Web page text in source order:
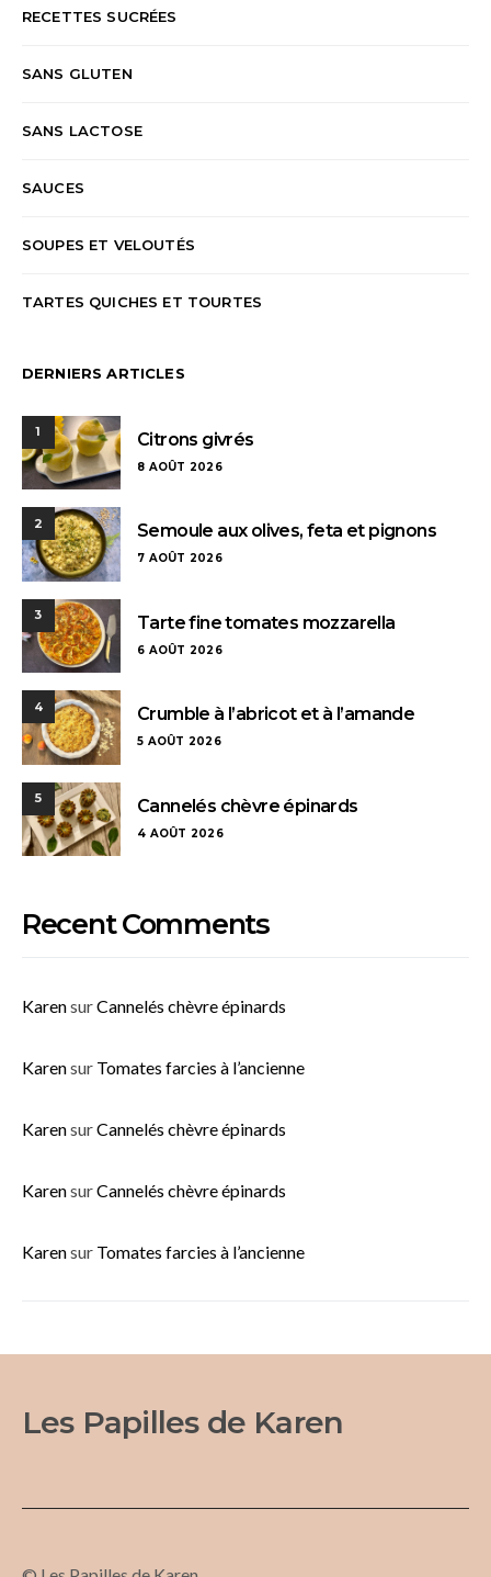
RECETTES SUCRÉES
SANS GLUTEN
SANS LACTOSE
SAUCES
SOUPES ET VELOUTÉS
TARTES QUICHES ET TOURTES
DERNIERS ARTICLES
1 Citrons givrés
8 AOÛT 2026
2 Semoule aux olives, feta et pignons
7 AOÛT 2026
3 Tarte fine tomates mozzarella
6 AOÛT 2026
4 Crumble à l’abricot et à l’amande
5 AOÛT 2026
5 Cannelés chèvre épinards
4 AOÛT 2026
Recent Comments
KarensurCannelés chèvre épinards
Karensur Tomates farcies à l’ancienne
KarensurCannelés chèvre épinards
KarensurCannelés chèvre épinards
Karensur Tomates farcies à l’ancienne
Les Papilles de Karen